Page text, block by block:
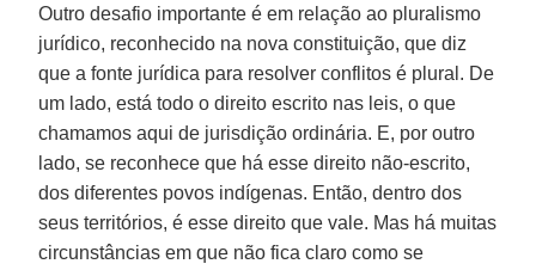
Outro desafio importante é em relação ao pluralismo
jurídico, reconhecido na nova constituição, que diz
que a fonte jurídica para resolver conflitos é plural. De
um lado, está todo o direito escrito nas leis, o que
chamamos aqui de jurisdição ordinária. E, por outro
lado, se reconhece que há esse direito não-escrito,
dos diferentes povos indígenas. Então, dentro dos
seus territórios, é esse direito que vale. Mas há muitas
circunstâncias em que não fica claro como se